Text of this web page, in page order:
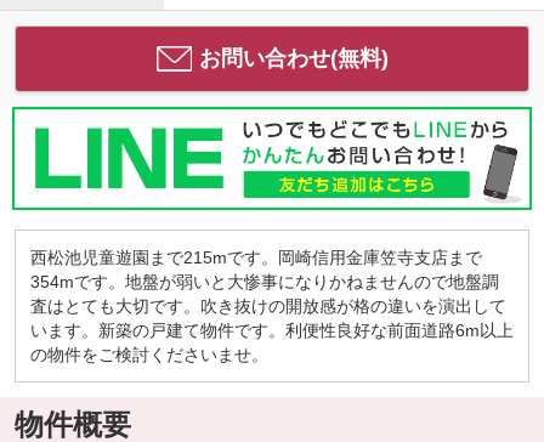
お問い合わせ(無料)
西松池児童遊園まで215mです。岡崎信用金庫笠寺支店まで
354mです。地盤が弱いと大惨事になりかねませんので地盤調
査はとても大切です。吹き抜けの開放感が格の違いを演出して
います。新築の戸建て物件です。利便性良好な前面道路6m以上
の物件をご検討くださいませ。
物件概要